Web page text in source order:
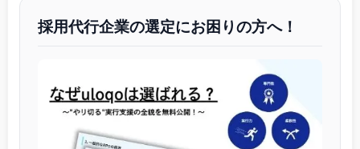
採用代行企業の選定にお困りの方へ！